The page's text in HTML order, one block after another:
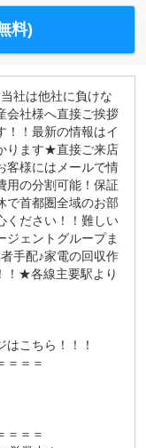
料)
社は他社に負けな
会社様へ直接ご挨拶
！！最新の情報はイ
ります★直接ご来店
客様にはメールで情
用の分割可能！保証
で首都圏全域のお部
ください！！難しい
ジェントグループま
手配♪家電の回収作
！★各線主要駅より
こちら！！！
＝＝＝
＝＝＝